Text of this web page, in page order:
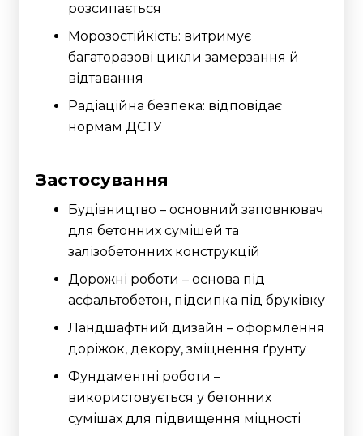
розсипається
Морозостійкість: витримує
багаторазові цикли замерзання й
відтавання
Радіаційна безпека: відповідає
нормам ДСТУ
Застосування
Будівництво – основний заповнювач
для бетонних сумішей та
залізобетонних конструкцій
Дорожні роботи – основа під
асфальтобетон, підсипка під бруківку
Ландшафтний дизайн – оформлення
доріжок, декору, зміцнення ґрунту
Фундаментні роботи –
використовується у бетонних
сумішах для підвищення міцності